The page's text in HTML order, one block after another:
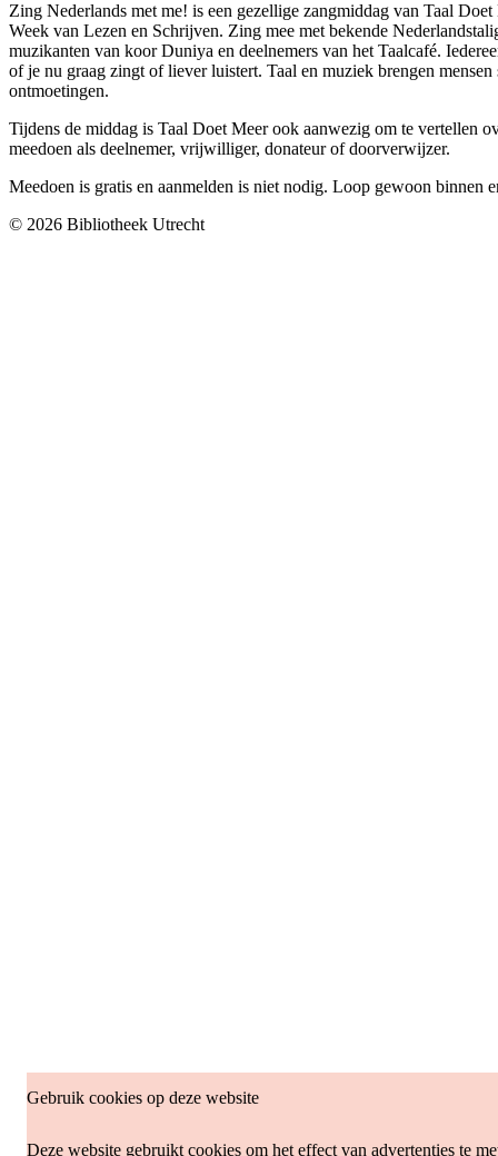
Gebruik cookies op deze website
Deze website gebruikt cookies om het effect van advertenties te
Zing Nederlands met me! is een gezellige zangmiddag van Taal
Week van Lezen en Schrijven. Zing mee met bekende
muzikanten van koor Duniya en deelnemers van het Taalcafé.
of je nu graag zingt of liever luistert. Taal en muziek brengen
ontmoetingen.
Tijdens de middag is Taal Doet Meer ook aanwezig om te vertellen
meedoen als deelnemer, vrijwilliger, donateur of doorverwijzer.
Meedoen is gratis en aanmelden is niet nodig. Loop gewoon binnen
© 2026 Bibliotheek Utrecht